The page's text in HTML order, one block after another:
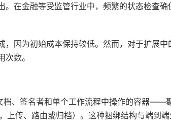
在金融等受监管行业中，频繁的状态检查确
因为初始成本保持较低。然而，对于扩展中
数。
、签名者和单个工作流程中操作的容器——
上传、路由或归档）。这种捆绑结构与端到